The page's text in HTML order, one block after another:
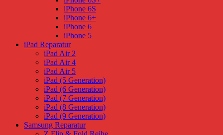
iPhone 6S
iPhone 6+
iPhone 6
iPhone 5
iPad Reparatur
iPad Air 2
iPad Air 4
iPad Air 5
iPad (5 Generation)
iPad (6 Generation)
iPad (7 Generation)
iPad (8 Generation)
iPad (9 Generation)
Samsung Reparatur